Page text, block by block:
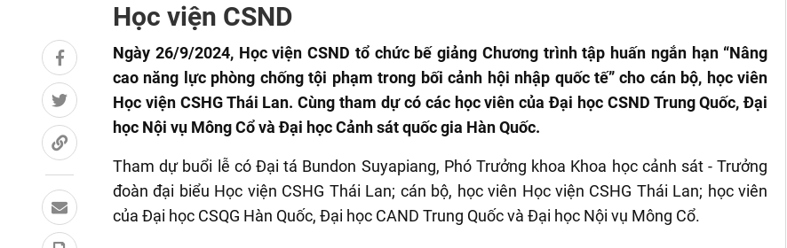
Học viện CSND
Ngày 26/9/2024, Học viện CSND tổ chức bế giảng Chương trình tập huấn ngắn hạn “Nâng
cao năng lực phòng chống tội phạm trong bối cảnh hội nhập quốc tế” cho cán bộ, học viên
Học viện CSHG Thái Lan. Cùng tham dự có các học viên của Đại học CSND Trung Quốc, Đại
học Nội vụ Mông Cổ và Đại học Cảnh sát quốc gia Hàn Quốc.
Tham dự buổi lễ có Đại tá Bundon Suyapiang, Phó Trưởng khoa Khoa học cảnh sát - Trưởng
đoàn đại biểu Học viện CSHG Thái Lan; cán bộ, học viên Học viện CSHG Thái Lan; học viên
của Đại học CSQG Hàn Quốc, Đại học CAND Trung Quốc và Đại học Nội vụ Mông Cổ.